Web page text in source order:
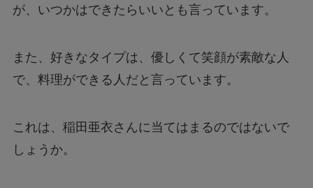
が、いつかはできたらいいとも言っています。
また、好きなタイプは、優しくて笑顔が素敵な人
で、料理ができる人だと言っています。
これは、稲田亜衣さんに当てはまるのではないで
しょうか。